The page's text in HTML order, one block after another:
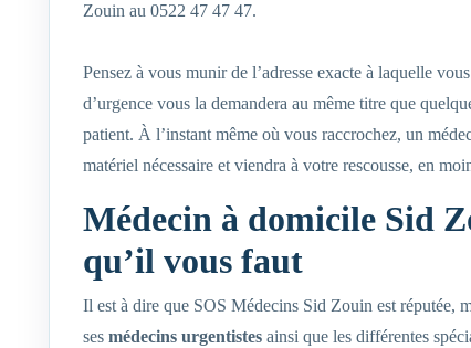
Zouin au 0522 47 47 47.
Pensez à vous munir de l’adresse exacte à laquelle
d’urgence vous la demandera au même titre que
patient. À l’instant même où vous raccrochez, un
matériel nécessaire et viendra à votre rescousse, en
Médecin à domicile Sid
qu’il vous faut
Il est à dire que SOS Médecins Sid Zouin est réputée,
ses médecins urgentistes ainsi que les différentes